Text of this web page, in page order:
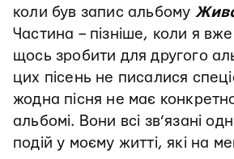
коли був запис альбому
Частина – пізніше, коли я
щось зробити для другого
цих пісень не писалися
жодна пісня не має
альбомі. Вони всі зв’язані
подій у моєму житті, які на